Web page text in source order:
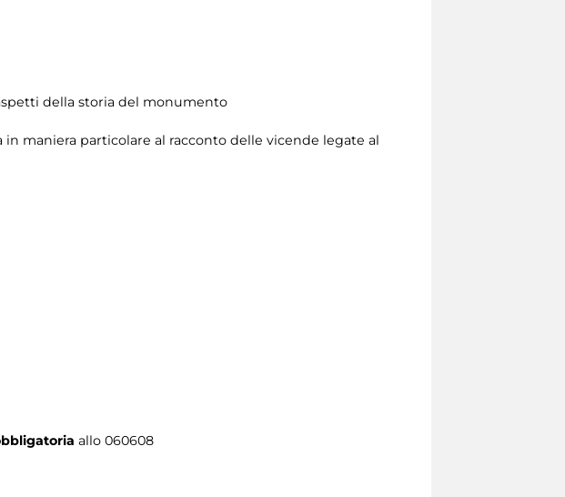
della storia del monumento
maniera particolare al racconto delle vicende legate al
allo 060608